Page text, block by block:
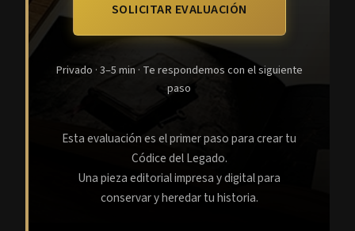
SOLICITAR EVALUACIÓN
Privado · 3–5 min · Te respondemos con el siguiente
paso
Esta evaluación es el primer paso para crear tu
Códice del Legado.
Una pieza editorial impresa y digital para
conservar y heredar tu historia.